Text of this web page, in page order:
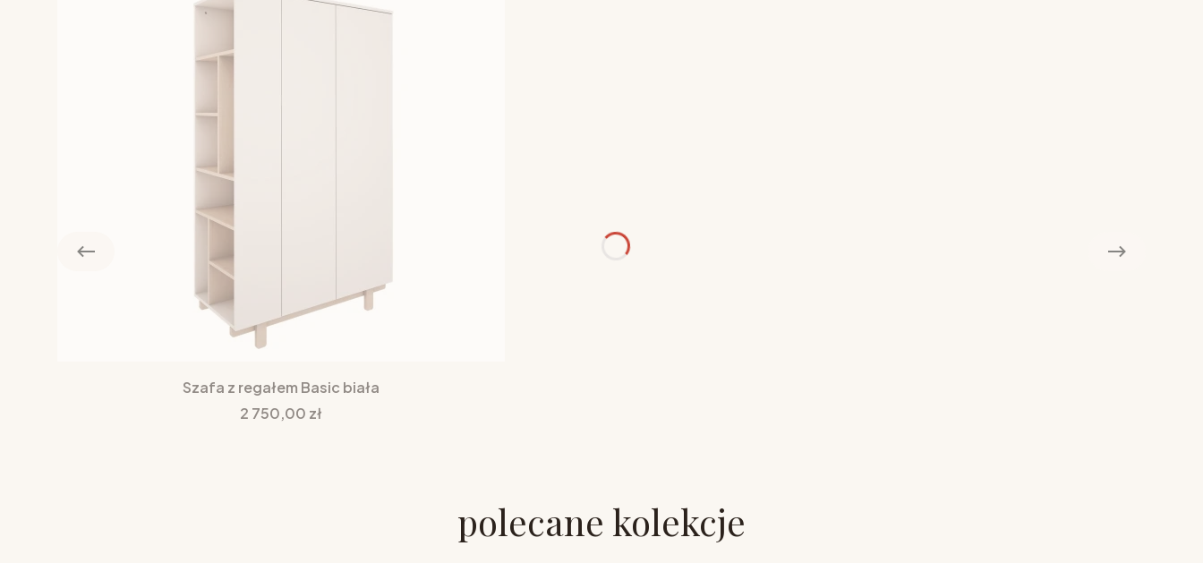
Szafa z regałem Basic biała
Cena
2 750,00 zł
polecane kolekcje